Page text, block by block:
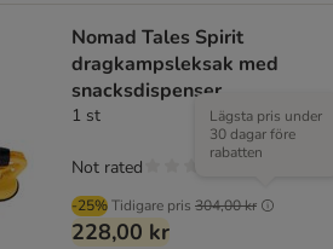
Nomad Tales Spirit
dragkampsleksak med
snacksdispenser
1 st
-25%Tidigare pris 304,00 kr
Lägsta pris under
30 dagar före
rabatten
228,00 kr
Not rated